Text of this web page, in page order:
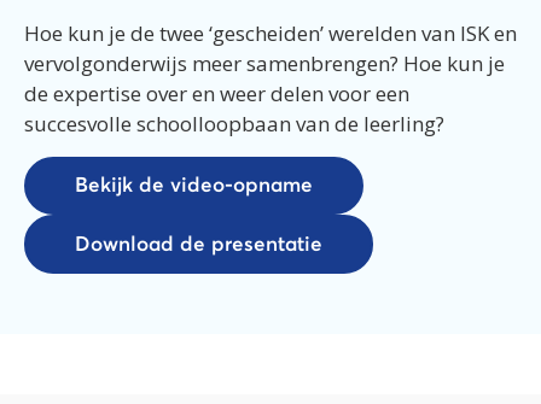
Hoe kun je de twee ‘gescheiden’ werelden van ISK en
vervolgonderwijs meer samenbrengen? Hoe kun je
de expertise over en weer delen voor een
succesvolle schoolloopbaan van de leerling?
Bekijk de video-opname
Download de presentatie